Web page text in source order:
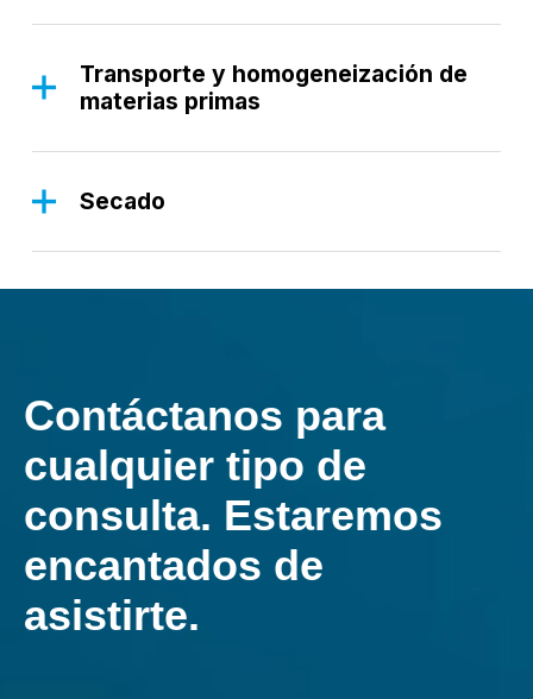
fundamental en los procesos de desempolvado,
asegurando que las partículas de polvo se eliminen
eficazmente del aire, mejorando la calidad del aire
y manteniendo limpio el entorno de producción.
Transporte y homogeneización de
materias primas
fluido y la homogeneización uniforme de las
mezcla y mejorando la calidad global del cemento.
Secado
ventiladores garantiza la eliminación uniforme de la
humedad de las materias primas, optimizando el